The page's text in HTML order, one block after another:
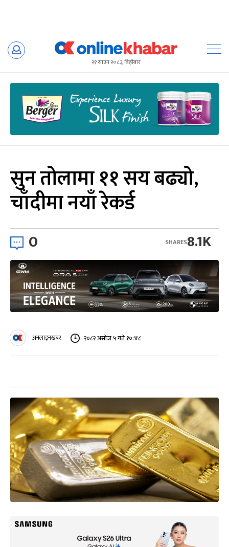
Skip
२१ साउन २०८३, बिहीबार
सुन तोलामा ११ सय बढ्यो,
चाँदीमा नयाँ रेकर्ड
0 8.1K
SHARES
अनलाइनखबर २०८२ असोज ५ गते १०:४८